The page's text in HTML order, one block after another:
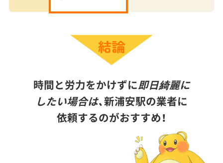
時間と労力をかけずに即日綺麗に
したい場合は、新浦安駅の業者に
依頼するのがおすすめ！